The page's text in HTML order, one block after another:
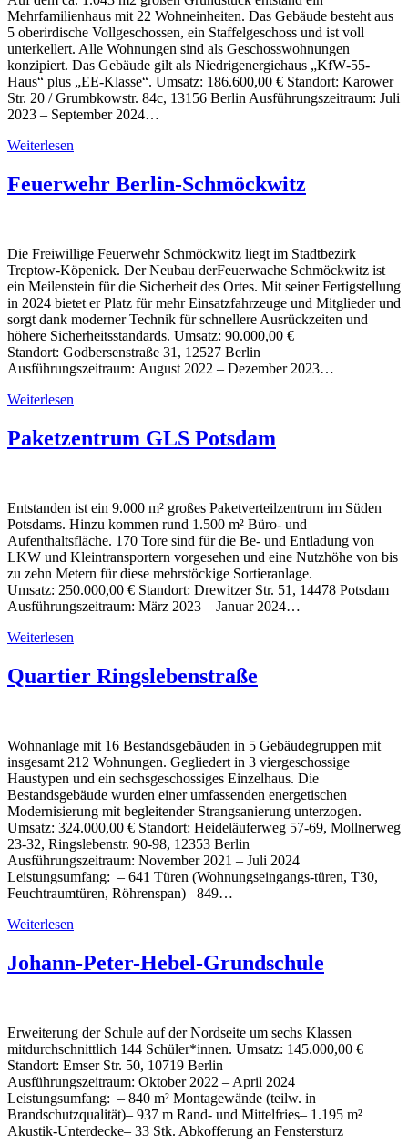
Mehrfamilienhaus mit 22 Wohneinheiten. Das Gebäude besteht aus
5 oberirdische Vollgeschossen, ein Staffelgeschoss und ist voll
unterkellert. Alle Wohnungen sind als Geschosswohnungen
konzipiert. Das Gebäude gilt als Niedrigenergiehaus „KfW‐55‐
Haus“ plus „EE‐Klasse“. Umsatz: 186.600,00 € Standort: Karower
Str. 20 / Grumbkowstr. 84c, 13156 Berlin Ausführungszeitraum: Juli
2023 – September 2024…
Weiterlesen
Feuerwehr Berlin-Schmöckwitz
Die Freiwillige Feuerwehr Schmöckwitz liegt im Stadtbezirk
Treptow‐Köpenick. Der Neubau derFeuerwache Schmöckwitz ist
ein Meilenstein für die Sicherheit des Ortes. Mit seiner Fertigstellung
in 2024 bietet er Platz für mehr Einsatzfahrzeuge und Mitglieder und
sorgt dank moderner Technik für schnellere Ausrückzeiten und
höhere Sicherheitsstandards. Umsatz: 90.000,00 €
Standort: Godbersenstraße 31, 12527 Berlin
Ausführungszeitraum: August 2022 – Dezember 2023…
Weiterlesen
Paketzentrum GLS Potsdam
Entstanden ist ein 9.000 m² großes Paketverteilzentrum im Süden
Potsdams. Hinzu kommen rund 1.500 m² Büro- und
Aufenthaltsfläche. 170 Tore sind für die Be- und Entladung von
LKW und Kleintransportern vorgesehen und eine Nutzhöhe von bis
zu zehn Metern für diese mehrstöckige Sortieranlage.
Umsatz: 250.000,00 € Standort: Drewitzer Str. 51, 14478 Potsdam
Ausführungszeitraum: März 2023 – Januar 2024…
Weiterlesen
Quartier Ringslebenstraße
Wohnanlage mit 16 Bestandsgebäuden in 5 Gebäudegruppen mit
insgesamt 212 Wohnungen. Gegliedert in 3 viergeschossige
Haustypen und ein sechsgeschossiges Einzelhaus. Die
Bestandsgebäude wurden einer umfassenden energetischen
Modernisierung mit begleitender Strangsanierung unterzogen.
Umsatz: 324.000,00 € Standort: Heideläuferweg 57-69, Mollnerweg
23-32, Ringslebenstr. 90-98, 12353 Berlin
Ausführungszeitraum: November 2021 – Juli 2024
Leistungsumfang: – 641 Türen (Wohnungseingangs-türen, T30,
Feuchtraumtüren, Röhrenspan)– 849…
Weiterlesen
Johann-Peter-Hebel-Grundschule
Erweiterung der Schule auf der Nordseite um sechs Klassen
mitdurchschnittlich 144 Schüler*innen. Umsatz: 145.000,00 €
Standort: Emser Str. 50, 10719 Berlin
Ausführungszeitraum: Oktober 2022 – April 2024
Leistungsumfang: – 840 m² Montagewände (teilw. in
Brandschutzqualität)– 937 m Rand- und Mittelfries– 1.195 m²
Akustik-Unterdecke– 33 Stk. Abkofferung an Fenstersturz